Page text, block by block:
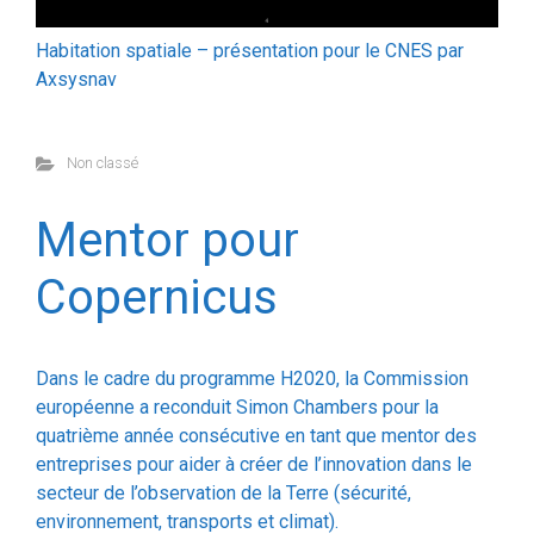
Mentor pour
Copernicus
Dans le cadre du programme H2020, la Commission
quatrième année consécutive en tant que mentor des
entreprises pour aider à créer de l’innovation dans le
secteur de l’observation de la Terre (sécurité,
environnement, transports et climat).
Les entreprises privées, équipées d’une idée
d’application d’observation de la Terre, pourront